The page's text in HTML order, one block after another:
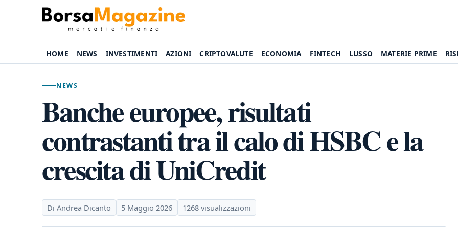
HOME NEWS INVESTIMENTI AZIONI CRIPTOVALUTE ECONOMIA FINTECH LUSSO MATERIE PRIME
NEWS
Banche europee, risultati
contrastanti tra il calo di HSBC e la
crescita di UniCredit
Di Andrea Dicanto 5 Maggio 2026 1268 visualizzazioni